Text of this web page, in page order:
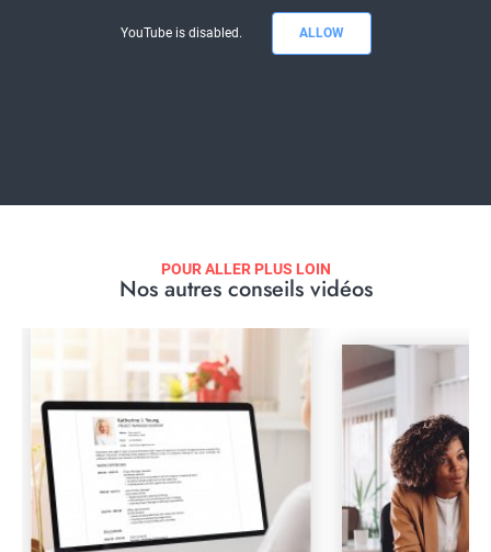
YouTube is disabled. ALLOW
POUR ALLER PLUS LOIN
Nos autres conseils vidéos